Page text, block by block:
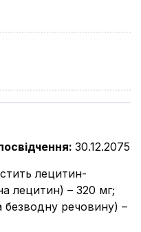
: 30.12.2075
лецитин-
лецитин) – 320 мг;
безводну речовину) –